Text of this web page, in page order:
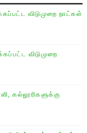
விடுமுறை நாட்கள்
விடுமுறை
கல்லூரிகளுக்கு